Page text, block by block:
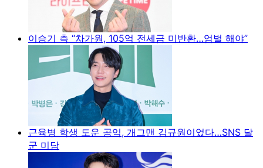
이승기 측 “차가원, 105억 전세금 미반환…엄벌 해야”
근육병 학생 도운 공익, 개그맨 김규원이었다…SNS 달
군 미담